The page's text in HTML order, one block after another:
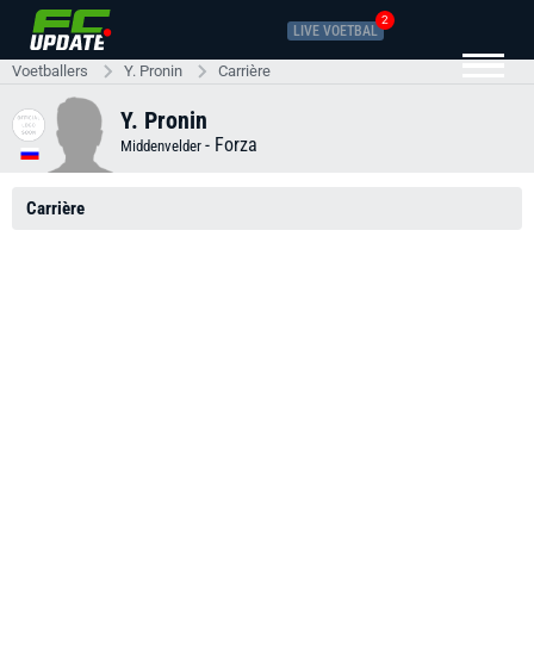
LIVE VOETBAL
2
Voetballers Y. Pronin Carrière
Y. Pronin
Middenvelder - Forza
Carrière